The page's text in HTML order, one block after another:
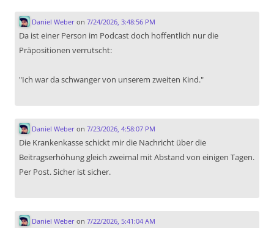
Daniel Weberon 7/24/2026, 3:48:56 PM
Da ist einer Person im Podcast doch hoffentlich nur die
Präpositionen verrutscht:
"Ich war da schwanger von unserem zweiten Kind."
Daniel Weberon 7/23/2026, 4:58:07 PM
Die Krankenkasse schickt mir die Nachricht über die
Beitragserhöhung gleich zweimal mit Abstand von einigen Tagen.
Per Post. Sicher ist sicher.
Daniel Weberon 7/22/2026, 5:41:04 AM